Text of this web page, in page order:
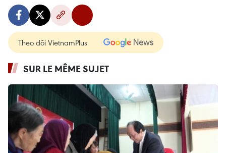
Theo dõi VietnamPlus
SUR LE MÊME SUJET